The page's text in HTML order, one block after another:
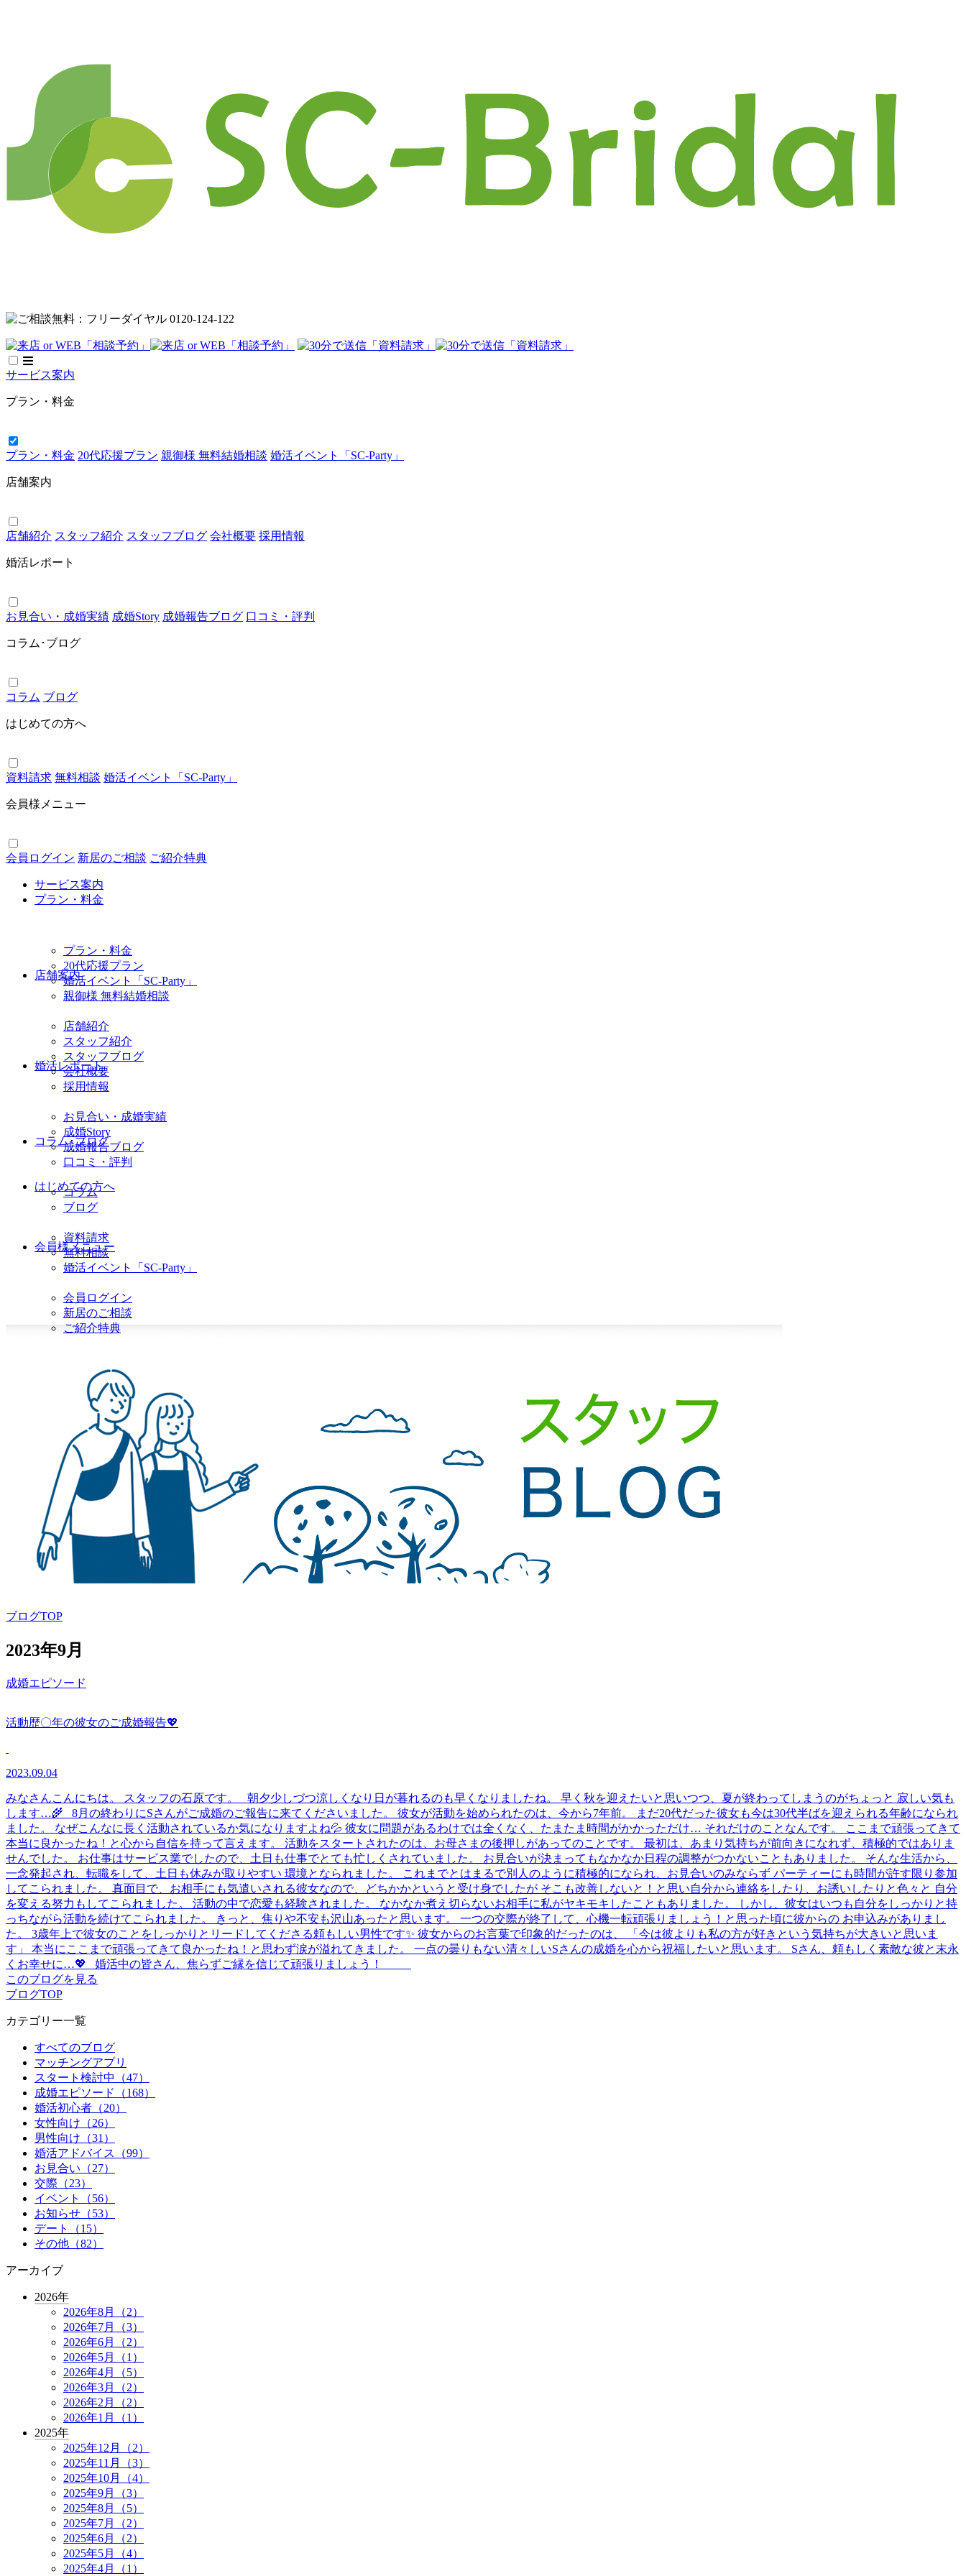
サービス案内
プラン・料金
プラン・料金 20代応援プラン 親御様 無料結婚相談 婚活イベント「SC-Party」
店舗案内
店舗紹介 スタッフ紹介 スタッフブログ 会社概要 採用情報
婚活レポート
お見合い・成婚実績 成婚Story 成婚報告ブログ 口コミ・評判
コラム･ブログ
コラム ブログ
はじめての方へ
資料請求 無料相談 婚活イベント「SC-Party」
会員様メニュー
会員ログイン 新居のご相談 ご紹介特典
サービス案内
プラン・料金
プラン・料金
20代応援プラン
婚活イベント「SC-Party」
親御様 無料結婚相談
店舗案内
店舗紹介
スタッフ紹介
スタッフブログ
会社概要
採用情報
婚活レポート
お見合い・成婚実績
成婚Story
成婚報告ブログ
口コミ・評判
コラム･ブログ
コラム
ブログ
はじめての方へ
資料請求
無料相談
婚活イベント「SC-Party」
会員様メニュー
会員ログイン
新居のご相談
ご紹介特典
ブログTOP
2023年9月
成婚エピソード
活動歴〇年の彼女のご成婚報告💖
2023.09.04
みなさんこんにちは。 スタッフの石原です。 朝夕少しづつ涼しくなり日が暮れるのも早くなりましたね。 早く秋を迎えたいと思いつつ、夏が終わってしまうのがちょっと 寂しい気も
します…🌾 8月の終わりにSさんがご成婚のご報告に来てくださいました。 彼女が活動を始められたのは、今から7年前。 まだ20代だった彼女も今は30代半ばを迎えられる年齢になられ
ました。 なぜこんなに長く活動されているか気になりますよね💦 彼女に問題があるわけでは全くなく、たまたま時間がかかっただけ… それだけのことなんです。 ここまで頑張ってきて
本当に良かったね！と心から自信を持って言えます。 活動をスタートされたのは、お母さまの後押しがあってのことです。 最初は、あまり気持ちが前向きになれず、積極的ではありま
せんでした。 お仕事はサービス業でしたので、土日も仕事でとても忙しくされていました。 お見合いが決まってもなかなか日程の調整がつかないこともありました。 そんな生活から、
一念発起され、転職をして、土日も休みが取りやすい 環境となられました。 これまでとはまるで別人のように積極的になられ、お見合いのみならず パーティーにも時間が許す限り参加
してこられました。 真面目で、お相手にも気遣いされる彼女なので、どちかかというと受け身でしたが そこも改善しないと！と思い自分から連絡をしたり、お誘いしたりと色々と 自分
を変える努力もしてこられました。 活動の中で恋愛も経験されました。 なかなか煮え切らないお相手に私がヤキモキしたこともありました。 しかし、彼女はいつも自分をしっかりと持
っちながら活動を続けてこられました。 きっと、焦りや不安も沢山あったと思います。 一つの交際が終了して、心機一転頑張りましょう！と思った頃に彼からの お申込みがありまし
た。 3歳年上で彼女のことをしっかりとリードしてくださる頼もしい男性です✨ 彼女からのお言葉で印象的だったのは、 「今は彼よりも私の方が好きという気持ちが大きいと思いま
す」 本当にここまで頑張ってきて良かったね！と思わず涙が溢れてきました。 一点の曇りもない清々しいSさんの成婚を心から祝福したいと思います。 Sさん、頼もしく素敵な彼と末永
くお幸せに…💖 婚活中の皆さん、焦らずご縁を信じて頑張りましょう！
このブログを見る
ブログTOP
カテゴリー一覧
すべてのブログ
マッチングアプリ
スタート検討中（47）
成婚エピソード（168）
婚活初心者（20）
女性向け（26）
男性向け（31）
婚活アドバイス（99）
お見合い（27）
交際（23）
イベント（56）
お知らせ（53）
デート（15）
その他（82）
アーカイブ
2026年
2026年8月（2）
2026年7月（3）
2026年6月（2）
2026年5月（1）
2026年4月（5）
2026年3月（2）
2026年2月（2）
2026年1月（1）
2025年
2025年12月（2）
2025年11月（3）
2025年10月（4）
2025年9月（3）
2025年8月（5）
2025年7月（2）
2025年6月（2）
2025年5月（4）
2025年4月（1）